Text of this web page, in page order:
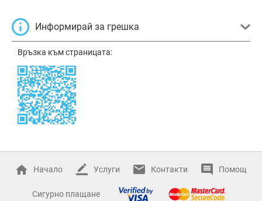
Информирай за грешка
Връзка към страницата:
Начало Услуги Контакти Помощ
Сигурно плащане